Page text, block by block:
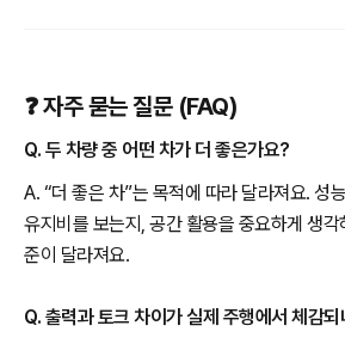
❓ 자주 묻는 질문 (FAQ)
Q. 두 차량 중 어떤 차가 더 좋은가요?
A. “더 좋은 차”는 목적에 따라 달라져요. 성
유지비를 보는지, 공간 활용을 중요하게 생
준이 달라져요.
Q. 출력과 토크 차이가 실제 주행에서 체감